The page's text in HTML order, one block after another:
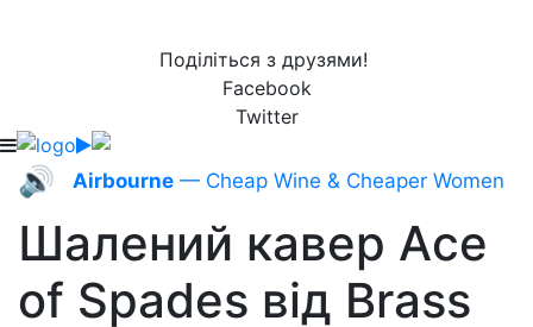
Поділіться з друзями!
Facebook
Twitter
🔊 Airbourne — Cheap Wine & Cheaper Women
Шалений кавер Ace
of Spades від Brass